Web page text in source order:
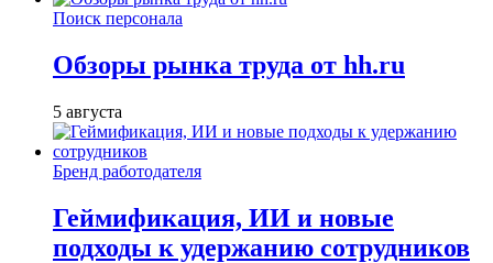
Поиск персонала
Обзоры рынка труда от hh.ru
5 августа
Бренд работодателя
Геймификация, ИИ и новые
подходы к удержанию сотрудников